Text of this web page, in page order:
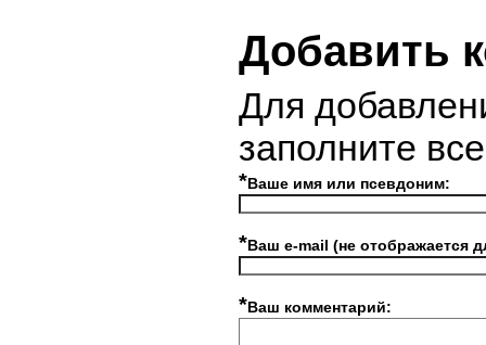
Добавить
Для
заполните
*Ваше имя или псевдоним:
*Ваш e-mail (не отображается
*Ваш комментарий: